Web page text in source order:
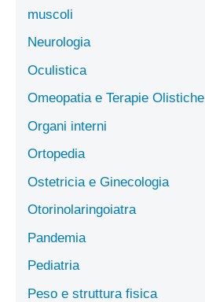
muscoli
Neurologia
Oculistica
Omeopatia e Terapie Olistiche
Organi interni
Ortopedia
Ostetricia e Ginecologia
Otorinolaringoiatra
Pandemia
Pediatria
Peso e struttura fisica